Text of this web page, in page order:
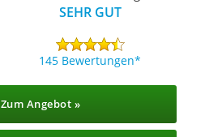
SEHR GUT
145 Bewertungen
Zum Angebot »